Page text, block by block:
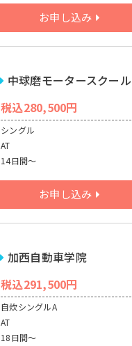
お申し込み
中球磨モータースクール
税込280,500円
シングル
AT
14日間～
お申し込み
加西自動車学院
税込291,500円
自炊シングルA
AT
18日間～